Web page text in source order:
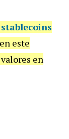
este
en